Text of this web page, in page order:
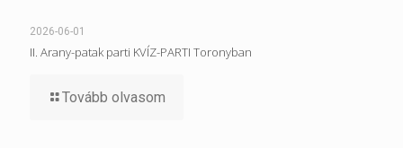
2026-06-01
II. Arany-patak parti KVÍZ-PARTI Toronyban
Tovább olvasom